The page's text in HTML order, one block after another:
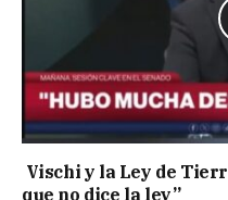
Vischi y la Ley de
que no dice la ley”